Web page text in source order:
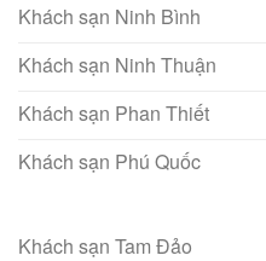
Khách sạn Ninh Bình
Khách sạn Ninh Thuận
Khách sạn Phan Thiết
Khách sạn Phú Quốc
Khách sạn Tam Đảo